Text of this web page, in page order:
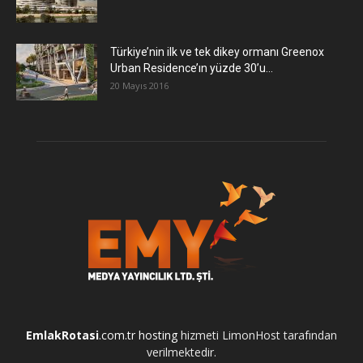
Türkiye’nin ilk ve tek dikey ormanı Greenox
Urban Residence’ın yüzde 30’u...
20 Mayıs 2016
EmlakRotasi.com.tr hosting hizmeti LimonHost tarafından
verilmektedir.